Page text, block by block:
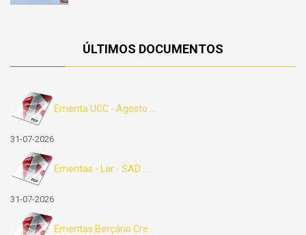
ÚLTIMOS DOCUMENTOS
Ementa UCC - Agosto ...
31-07-2026
Ementas - Lar - SAD ...
31-07-2026
Ementas Berçário Cre...